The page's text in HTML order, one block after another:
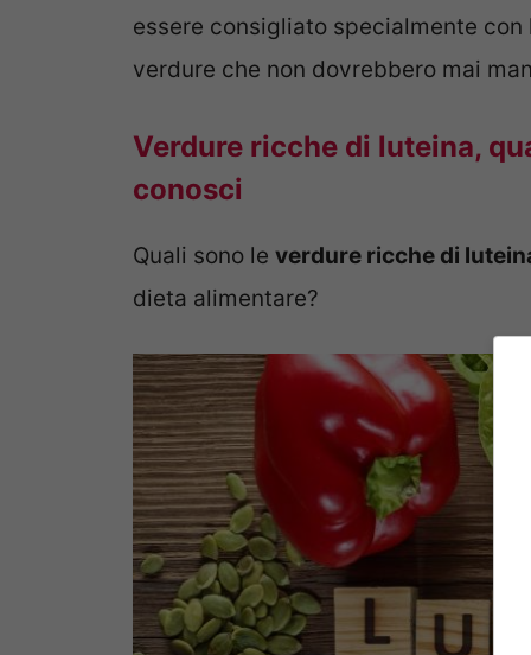
essere consigliato specialmente con
verdure che non dovrebbero mai
Verdure ricche di luteina,
conosci
Quali sono le verdure ricche di
dieta alimentare?